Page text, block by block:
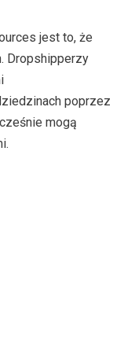
jest to, że
Dropshipperzy
poprzez
mogą